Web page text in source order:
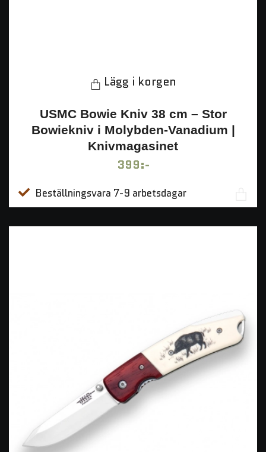
Lägg i korgen
USMC Bowie Kniv 38 cm – Stor
Bowiekniv i Molybden-Vanadium |
Knivmagasinet
399:-
Beställningsvara 7-9 arbetsdagar